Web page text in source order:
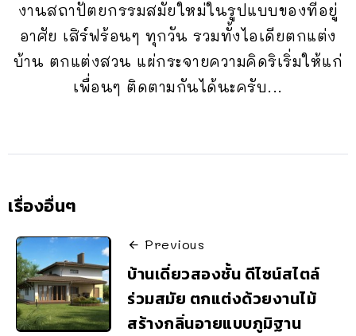
งานสถาปัตยกรรมสมัยใหม่ในรูปแบบของที่อยู่
อาศัย เสิร์ฟร้อนๆ ทุกวัน รวมทั้งไอเดียตกแต่ง
บ้าน ตกแต่งสวน แผ่กระจายความคิดริเริ่มให้แก่
เพื่อนๆ ติดตามกันได้นะครับ...
เรื่องอื่นๆ
Previous
บ้านเดี่ยวสองชั้น ดีไซน์สไตล์
ร่วมสมัย ตกแต่งด้วยงานไม้
สร้างกลิ่นอายแบบภูมิฐาน